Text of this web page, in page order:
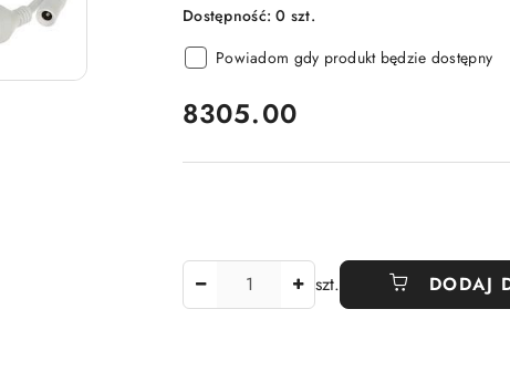
Dostępność:0 szt.
Powiadom gdy produkt będzie dostępny
cena:
8305.00
szt. DODAJ